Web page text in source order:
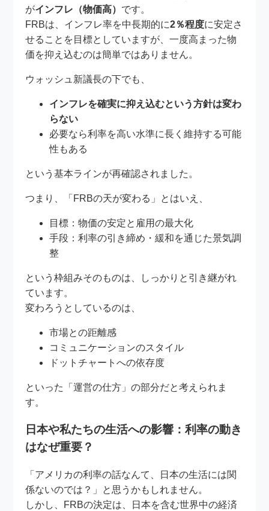
がインフレ（物価高） です。
FRBは、インフレ率を中長期的に2％程度に安定さ
せることを目標としていますが、一度高まった物
価を抑え込むのは簡単ではありません。
ウォッシュ新議長の下でも、
インフレを確実に抑え込むという方針は変わ
らない
必要なら利率を高い水準に長く維持する可能
性もある
という基本ラインが再確認されました。
つまり、「FRBの天が変わる」とはいえ、
目標：物価の安定と雇用の最大化
手段：利率の引き締め・緩和を通じた景気調
整
という枠組みそのものは、しっかりと引き継がれ
ています。
変わろうとしているのは、
市場との距離感
コミュニケーションのスタイル
ドットチャートへの依存度
といった「運営の仕方」の部分だと考えられま
す。
日本や私たちの生活への影響：利率の動き
はなぜ重要？
「アメリカの利率の話なんて、日本の生活には関
係ないのでは？」と思うかもしれません。
しかし、FRBの決定は、日本を含む世界中の経済